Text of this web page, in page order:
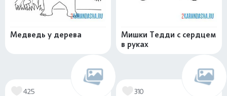
Медведь у дерева
Мишки Тедди с сердцем
в руках
425 310